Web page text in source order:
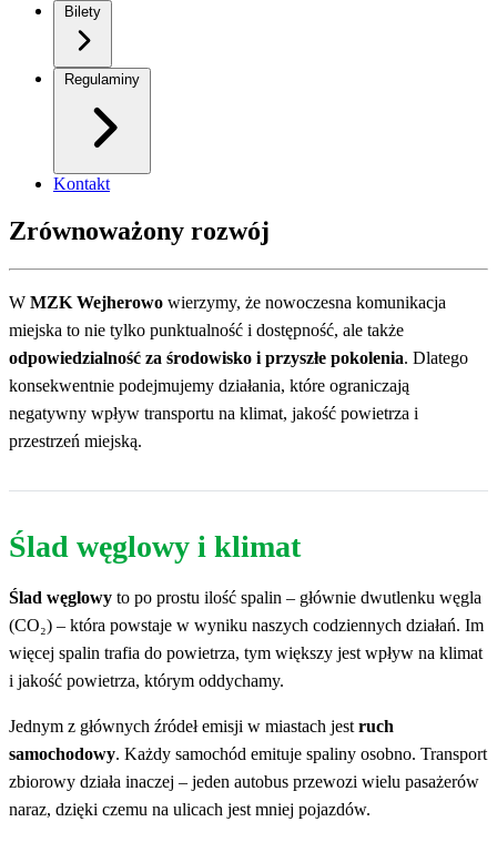
Bilety
Regulaminy
Kontakt
Zrównoważony rozwój
W MZK Wejherowo wierzymy, że nowoczesna komunikacja
miejska to nie tylko punktualność i dostępność, ale także
odpowiedzialność za środowisko i przyszłe pokolenia. Dlatego
konsekwentnie podejmujemy działania, które ograniczają
negatywny wpływ transportu na klimat, jakość powietrza i
przestrzeń miejską.
Ślad węglowy i klimat
Ślad węglowy to po prostu ilość spalin – głównie dwutlenku węgla
(CO₂) – która powstaje w wyniku naszych codziennych działań. Im
więcej spalin trafia do powietrza, tym większy jest wpływ na klimat
i jakość powietrza, którym oddychamy.
Jednym z głównych źródeł emisji w miastach jest ruch
samochodowy. Każdy samochód emituje spaliny osobno. Transport
zbiorowy działa inaczej – jeden autobus przewozi wielu pasażerów
naraz, dzięki czemu na ulicach jest mniej pojazdów.